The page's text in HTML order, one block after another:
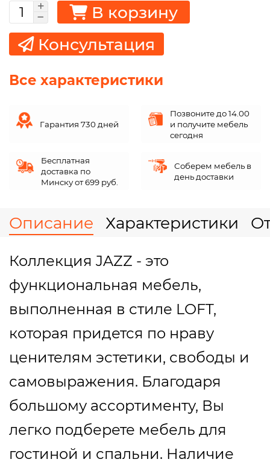
В корзину
Консультация
Все характеристики
Гарантия 730 дней
Позвоните до 14.00
и получите мебель
сегодня
Бесплатная
доставка по
Минску от 699 руб.
Соберем мебель в
день доставки
Описание Характеристики
Коллекция JAZZ - это
функциональная мебель,
выполненная в стиле LOFT,
которая придется по нраву
ценителям эстетики, свободы и
самовыражения. Благодаря
большому ассортименту, Вы
легко подберете мебель для
гостиной и спальни. Наличие